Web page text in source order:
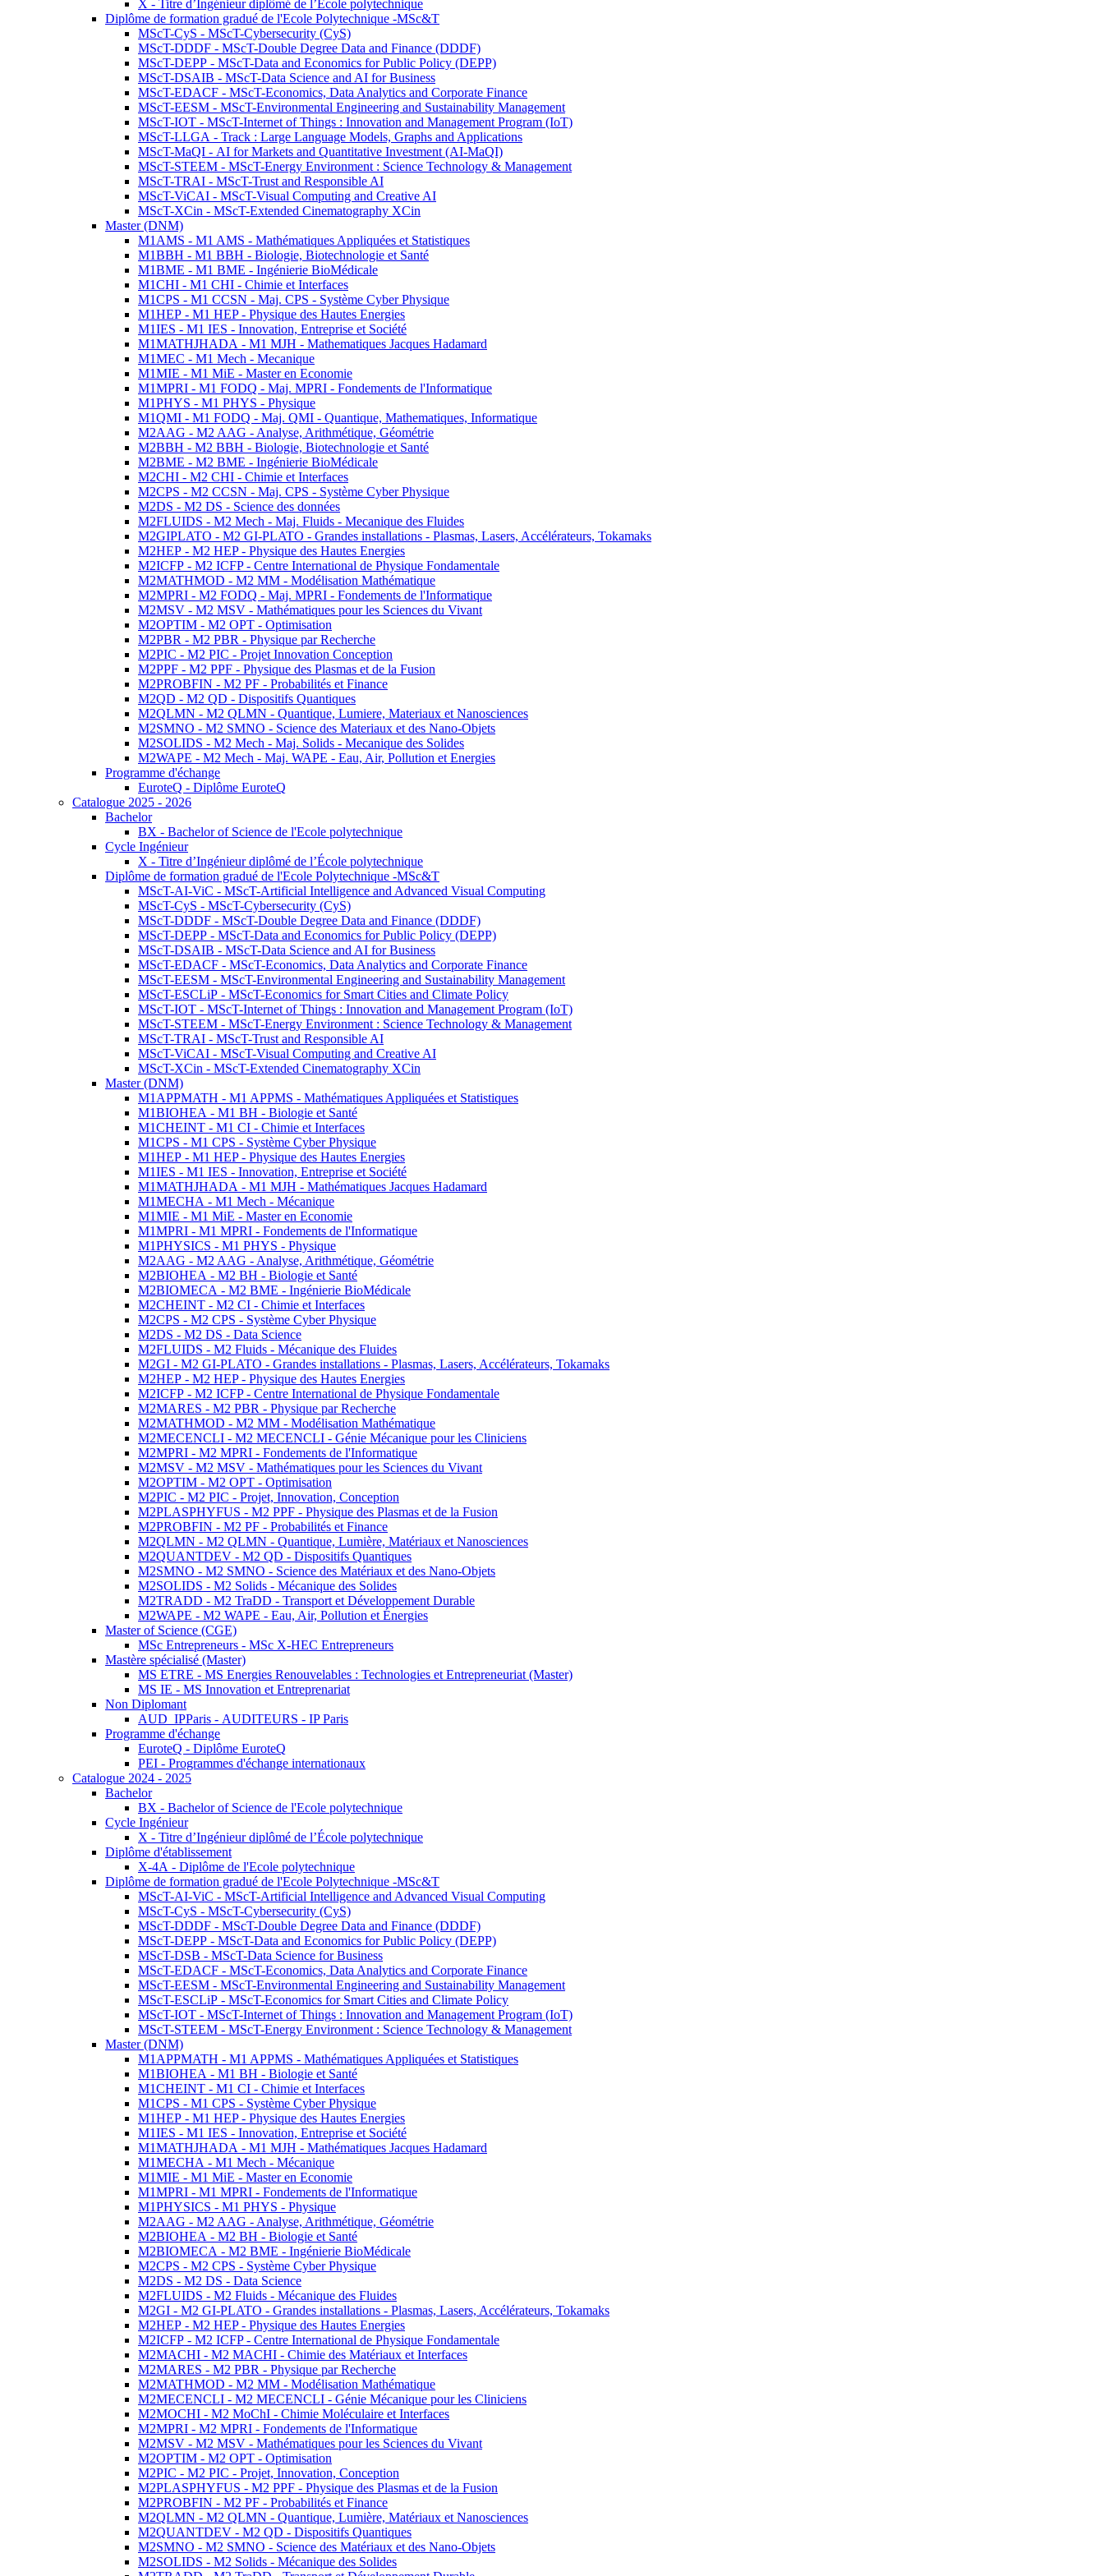
X - Titre d’Ingénieur diplômé de l’École polytechnique
Diplôme de formation gradué de l'Ecole Polytechnique -MSc&T
MScT-CyS - MScT-Cybersecurity (CyS)
MScT-DDDF - MScT-Double Degree Data and Finance (DDDF)
MScT-DEPP - MScT-Data and Economics for Public Policy (DEPP)
MScT-DSAIB - MScT-Data Science and AI for Business
MScT-EDACF - MScT-Economics, Data Analytics and Corporate Finance
MScT-EESM - MScT-Environmental Engineering and Sustainability Management
MScT-IOT - MScT-Internet of Things : Innovation and Management Program (IoT)
MScT-LLGA - Track : Large Language Models, Graphs and Applications
MScT-MaQI - AI for Markets and Quantitative Investment (AI-MaQI)
MScT-STEEM - MScT-Energy Environment : Science Technology & Management
MScT-TRAI - MScT-Trust and Responsible AI
MScT-ViCAI - MScT-Visual Computing and Creative AI
MScT-XCin - MScT-Extended Cinematography XCin
Master (DNM)
M1AMS - M1 AMS - Mathématiques Appliquées et Statistiques
M1BBH - M1 BBH - Biologie, Biotechnologie et Santé
M1BME - M1 BME - Ingénierie BioMédicale
M1CHI - M1 CHI - Chimie et Interfaces
M1CPS - M1 CCSN - Maj. CPS - Système Cyber Physique
M1HEP - M1 HEP - Physique des Hautes Energies
M1IES - M1 IES - Innovation, Entreprise et Société
M1MATHJHADA - M1 MJH - Mathematiques Jacques Hadamard
M1MEC - M1 Mech - Mecanique
M1MIE - M1 MiE - Master en Economie
M1MPRI - M1 FODQ - Maj. MPRI - Fondements de l'Informatique
M1PHYS - M1 PHYS - Physique
M1QMI - M1 FODQ - Maj. QMI - Quantique, Mathematiques, Informatique
M2AAG - M2 AAG - Analyse, Arithmétique, Géométrie
M2BBH - M2 BBH - Biologie, Biotechnologie et Santé
M2BME - M2 BME - Ingénierie BioMédicale
M2CHI - M2 CHI - Chimie et Interfaces
M2CPS - M2 CCSN - Maj. CPS - Système Cyber Physique
M2DS - M2 DS - Science des données
M2FLUIDS - M2 Mech - Maj. Fluids - Mecanique des Fluides
M2GIPLATO - M2 GI-PLATO - Grandes installations - Plasmas, Lasers, Accélérateurs, Tokamaks
M2HEP - M2 HEP - Physique des Hautes Energies
M2ICFP - M2 ICFP - Centre International de Physique Fondamentale
M2MATHMOD - M2 MM - Modélisation Mathématique
M2MPRI - M2 FODQ - Maj. MPRI - Fondements de l'Informatique
M2MSV - M2 MSV - Mathématiques pour les Sciences du Vivant
M2OPTIM - M2 OPT - Optimisation
M2PBR - M2 PBR - Physique par Recherche
M2PIC - M2 PIC - Projet Innovation Conception
M2PPF - M2 PPF - Physique des Plasmas et de la Fusion
M2PROBFIN - M2 PF - Probabilités et Finance
M2QD - M2 QD - Dispositifs Quantiques
M2QLMN - M2 QLMN - Quantique, Lumiere, Materiaux et Nanosciences
M2SMNO - M2 SMNO - Science des Materiaux et des Nano-Objets
M2SOLIDS - M2 Mech - Maj. Solids - Mecanique des Solides
M2WAPE - M2 Mech - Maj. WAPE - Eau, Air, Pollution et Energies
Programme d'échange
EuroteQ - Diplôme EuroteQ
Catalogue 2025 - 2026
Bachelor
BX - Bachelor of Science de l'Ecole polytechnique
Cycle Ingénieur
X - Titre d’Ingénieur diplômé de l’École polytechnique
Diplôme de formation gradué de l'Ecole Polytechnique -MSc&T
MScT-AI-ViC - MScT-Artificial Intelligence and Advanced Visual Computing
MScT-CyS - MScT-Cybersecurity (CyS)
MScT-DDDF - MScT-Double Degree Data and Finance (DDDF)
MScT-DEPP - MScT-Data and Economics for Public Policy (DEPP)
MScT-DSAIB - MScT-Data Science and AI for Business
MScT-EDACF - MScT-Economics, Data Analytics and Corporate Finance
MScT-EESM - MScT-Environmental Engineering and Sustainability Management
MScT-ESCLiP - MScT-Economics for Smart Cities and Climate Policy
MScT-IOT - MScT-Internet of Things : Innovation and Management Program (IoT)
MScT-STEEM - MScT-Energy Environment : Science Technology & Management
MScT-TRAI - MScT-Trust and Responsible AI
MScT-ViCAI - MScT-Visual Computing and Creative AI
MScT-XCin - MScT-Extended Cinematography XCin
Master (DNM)
M1APPMATH - M1 APPMS - Mathématiques Appliquées et Statistiques
M1BIOHEA - M1 BH - Biologie et Santé
M1CHEINT - M1 CI - Chimie et Interfaces
M1CPS - M1 CPS - Système Cyber Physique
M1HEP - M1 HEP - Physique des Hautes Energies
M1IES - M1 IES - Innovation, Entreprise et Société
M1MATHJHADA - M1 MJH - Mathématiques Jacques Hadamard
M1MECHA - M1 Mech - Mécanique
M1MIE - M1 MiE - Master en Economie
M1MPRI - M1 MPRI - Fondements de l'Informatique
M1PHYSICS - M1 PHYS - Physique
M2AAG - M2 AAG - Analyse, Arithmétique, Géométrie
M2BIOHEA - M2 BH - Biologie et Santé
M2BIOMECA - M2 BME - Ingénierie BioMédicale
M2CHEINT - M2 CI - Chimie et Interfaces
M2CPS - M2 CPS - Système Cyber Physique
M2DS - M2 DS - Data Science
M2FLUIDS - M2 Fluids - Mécanique des Fluides
M2GI - M2 GI-PLATO - Grandes installations - Plasmas, Lasers, Accélérateurs, Tokamaks
M2HEP - M2 HEP - Physique des Hautes Energies
M2ICFP - M2 ICFP - Centre International de Physique Fondamentale
M2MARES - M2 PBR - Physique par Recherche
M2MATHMOD - M2 MM - Modélisation Mathématique
M2MECENCLI - M2 MECENCLI - Génie Mécanique pour les Cliniciens
M2MPRI - M2 MPRI - Fondements de l'Informatique
M2MSV - M2 MSV - Mathématiques pour les Sciences du Vivant
M2OPTIM - M2 OPT - Optimisation
M2PIC - M2 PIC - Projet, Innovation, Conception
M2PLASPHYFUS - M2 PPF - Physique des Plasmas et de la Fusion
M2PROBFIN - M2 PF - Probabilités et Finance
M2QLMN - M2 QLMN - Quantique, Lumière, Matériaux et Nanosciences
M2QUANTDEV - M2 QD - Dispositifs Quantiques
M2SMNO - M2 SMNO - Science des Matériaux et des Nano-Objets
M2SOLIDS - M2 Solids - Mécanique des Solides
M2TRADD - M2 TraDD - Transport et Développement Durable
M2WAPE - M2 WAPE - Eau, Air, Pollution et Énergies
Master of Science (CGE)
MSc Entrepreneurs - MSc X-HEC Entrepreneurs
Mastère spécialisé (Master)
MS ETRE - MS Energies Renouvelables : Technologies et Entrepreneuriat (Master)
MS IE - MS Innovation et Entreprenariat
Non Diplomant
AUD_IPParis - AUDITEURS - IP Paris
Programme d'échange
EuroteQ - Diplôme EuroteQ
PEI - Programmes d'échange internationaux
Catalogue 2024 - 2025
Bachelor
BX - Bachelor of Science de l'Ecole polytechnique
Cycle Ingénieur
X - Titre d’Ingénieur diplômé de l’École polytechnique
Diplôme d'établissement
X-4A - Diplôme de l'Ecole polytechnique
Diplôme de formation gradué de l'Ecole Polytechnique -MSc&T
MScT-AI-ViC - MScT-Artificial Intelligence and Advanced Visual Computing
MScT-CyS - MScT-Cybersecurity (CyS)
MScT-DDDF - MScT-Double Degree Data and Finance (DDDF)
MScT-DEPP - MScT-Data and Economics for Public Policy (DEPP)
MScT-DSB - MScT-Data Science for Business
MScT-EDACF - MScT-Economics, Data Analytics and Corporate Finance
MScT-EESM - MScT-Environmental Engineering and Sustainability Management
MScT-ESCLiP - MScT-Economics for Smart Cities and Climate Policy
MScT-IOT - MScT-Internet of Things : Innovation and Management Program (IoT)
MScT-STEEM - MScT-Energy Environment : Science Technology & Management
Master (DNM)
M1APPMATH - M1 APPMS - Mathématiques Appliquées et Statistiques
M1BIOHEA - M1 BH - Biologie et Santé
M1CHEINT - M1 CI - Chimie et Interfaces
M1CPS - M1 CPS - Système Cyber Physique
M1HEP - M1 HEP - Physique des Hautes Energies
M1IES - M1 IES - Innovation, Entreprise et Société
M1MATHJHADA - M1 MJH - Mathématiques Jacques Hadamard
M1MECHA - M1 Mech - Mécanique
M1MIE - M1 MiE - Master en Economie
M1MPRI - M1 MPRI - Fondements de l'Informatique
M1PHYSICS - M1 PHYS - Physique
M2AAG - M2 AAG - Analyse, Arithmétique, Géométrie
M2BIOHEA - M2 BH - Biologie et Santé
M2BIOMECA - M2 BME - Ingénierie BioMédicale
M2CPS - M2 CPS - Système Cyber Physique
M2DS - M2 DS - Data Science
M2FLUIDS - M2 Fluids - Mécanique des Fluides
M2GI - M2 GI-PLATO - Grandes installations - Plasmas, Lasers, Accélérateurs, Tokamaks
M2HEP - M2 HEP - Physique des Hautes Energies
M2ICFP - M2 ICFP - Centre International de Physique Fondamentale
M2MACHI - M2 MACHI - Chimie des Matériaux et Interfaces
M2MARES - M2 PBR - Physique par Recherche
M2MATHMOD - M2 MM - Modélisation Mathématique
M2MECENCLI - M2 MECENCLI - Génie Mécanique pour les Cliniciens
M2MOCHI - M2 MoChI - Chimie Moléculaire et Interfaces
M2MPRI - M2 MPRI - Fondements de l'Informatique
M2MSV - M2 MSV - Mathématiques pour les Sciences du Vivant
M2OPTIM - M2 OPT - Optimisation
M2PIC - M2 PIC - Projet, Innovation, Conception
M2PLASPHYFUS - M2 PPF - Physique des Plasmas et de la Fusion
M2PROBFIN - M2 PF - Probabilités et Finance
M2QLMN - M2 QLMN - Quantique, Lumière, Matériaux et Nanosciences
M2QUANTDEV - M2 QD - Dispositifs Quantiques
M2SMNO - M2 SMNO - Science des Matériaux et des Nano-Objets
M2SOLIDS - M2 Solids - Mécanique des Solides